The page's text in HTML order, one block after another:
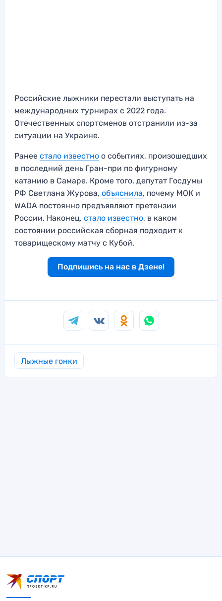
Российские лыжники перестали выступать на
международных турнирах с 2022 года.
Отечественных спортсменов отстранили из-за
ситуации на Украине.
Ранее стало известно о событиях, произошедших
в последний день Гран-при по фигурному
катанию в Самаре. Кроме того, депутат Госдумы
РФ Светлана Журова, объяснила, почему МОК и
WADA постоянно предъявляют претензии
России. Наконец, стало известно, в каком
состоянии российская сборная подходит к
товарищескому матчу с Кубой.
Подпишись на нас в Дзене!
Лыжные гонки